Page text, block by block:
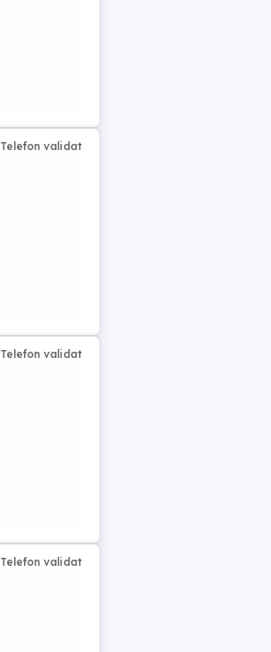
Telefon validat
Telefon validat
Telefon validat